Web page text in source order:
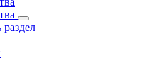
раздел